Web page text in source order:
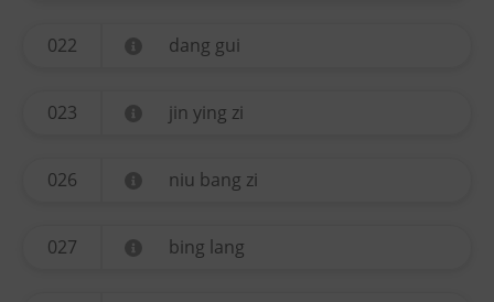
022 dang gui
023 jin ying zi
026 niu bang zi
027 bing lang